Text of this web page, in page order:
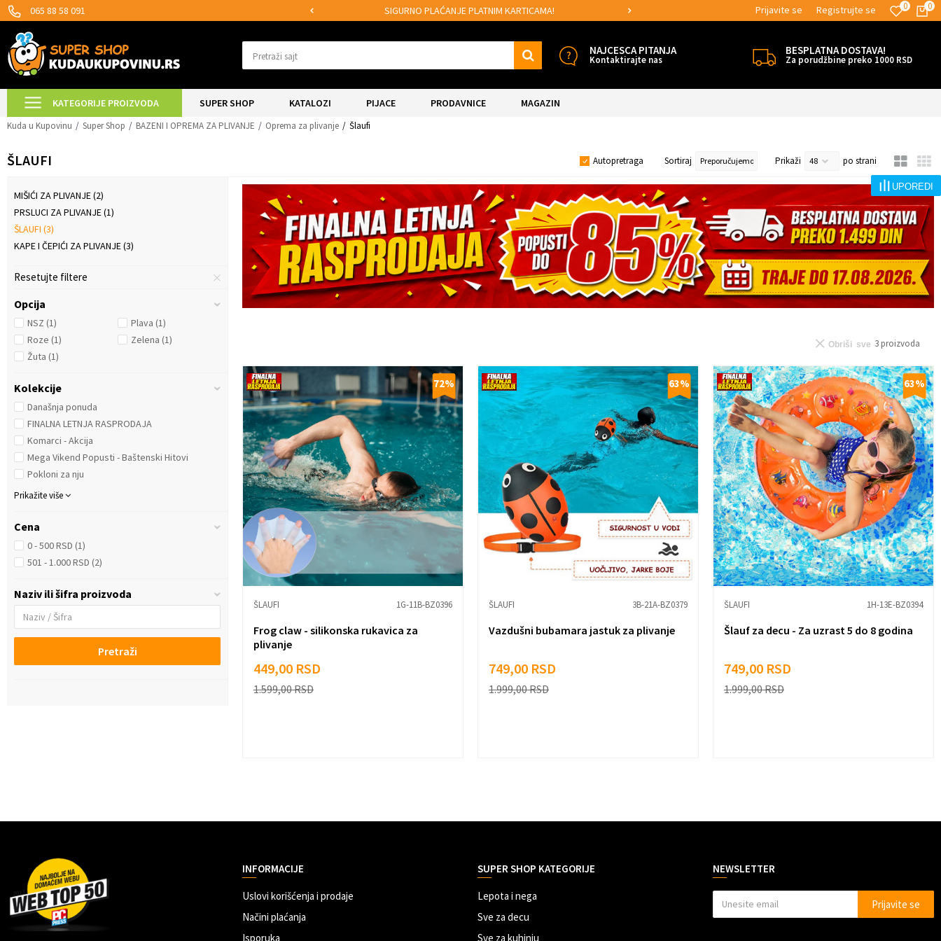
065 88 58 091 SIGURNO PLAĆANJE PLATNIM KARTICAMA! MOGUĆNOST BESPLATNE ISPORUKE! 0
0
Prijavite se Registrujte se
Pretraži sajt NAJCESCA PITANJA
Kontaktirajte nas
BESPLATNA DOSTAVA!
Za porudžbine preko 1000 RSD
KATEGORIJE PROIZVODA SUPER SHOP KATALOZI PIJACE PRODAVNICE MAGAZIN
UPOREDI
Kuda u Kupovinu Super Shop BAZENI I OPREMA ZA PLIVANJE Oprema za plivanje Šlaufi
ŠLAUFI Autopretraga Sortiraj Prikaži po strani
MIŠIĆI ZA PLIVANJE(2)
PRSLUCI ZA PLIVANJE(1)
ŠLAUFI (3)
KAPE I ČEPIĆI ZA PLIVANJE(3)
Resetujte filtere
Opcija
NSZ (1) Plava (1)
Roze (1) Zelena (1)
Žuta (1)
Kolekcije
Današnja ponuda
FINALNA LETNJA RASPRODAJA
Komarci - Akcija
Mega Vikend Popusti - Baštenski Hitovi
Pokloni za nju
Prikažite više
Cena
0 - 500 RSD (1)
501 - 1.000 RSD (2)
Naziv ili šifra proizvoda
Pretraži
3 proizvoda
Obriši sve
72%
ŠLAUFI 1G-11B-BZ0396
Frog claw - silikonska rukavica za
plivanje
449,00 RSD
1.599,00RSD
63%
ŠLAUFI 3B-21A-BZ0379
Vazdušni bubamara jastuk za plivanje
749,00 RSD
1.999,00RSD
63%
ŠLAUFI 1H-13E-BZ0394
Šlauf za decu - Za uzrast 5 do 8 godina
749,00 RSD
1.999,00RSD
INFORMACIJE
Uslovi korišćenja i prodaje
Načini plaćanja
Isporuka
SUPER SHOP KATEGORIJE
Lepota i nega
Sve za decu
Sve za kuhinju
NEWSLETTER
Prijavite se